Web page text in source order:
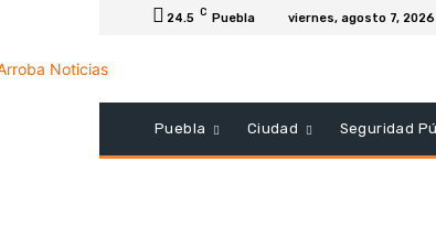
24.5 C Puebla viernes, agosto 7, 2026
Puebla Ciudad Seguridad